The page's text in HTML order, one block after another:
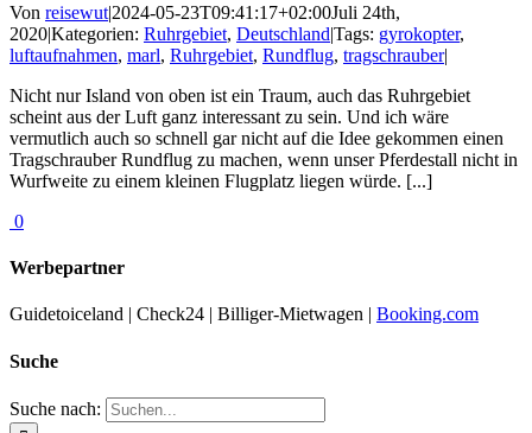
Von reisewut|2024-05-23T09:41:17+02:00Juli 24th,
2020|Kategorien: Ruhrgebiet, Deutschland|Tags: gyrokopter,
luftaufnahmen, marl, Ruhrgebiet, Rundflug, tragschrauber|
Nicht nur Island von oben ist ein Traum, auch das Ruhrgebiet
scheint aus der Luft ganz interessant zu sein. Und ich wäre
vermutlich auch so schnell gar nicht auf die Idee gekommen einen
Tragschrauber Rundflug zu machen, wenn unser Pferdestall nicht in
Wurfweite zu einem kleinen Flugplatz liegen würde. [...]
0
Werbepartner
Guidetoiceland | Check24 | Billiger-Mietwagen | Booking.com
Suche
Suche nach: